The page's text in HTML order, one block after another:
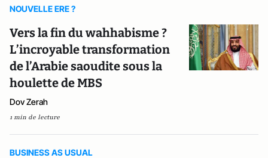
NOUVELLE ERE ?
Vers la fin du wahhabisme ?
L’incroyable transformation
de l’Arabie saoudite sous la
houlette de MBS
Dov Zerah
1 min de lecture
BUSINESS AS USUAL